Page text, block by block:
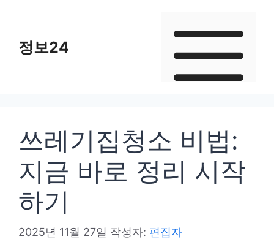
정보24
쓰레기집청소 비법:
지금 바로 정리 시작
하기
2025년 11월 27일 작성자: 편집자